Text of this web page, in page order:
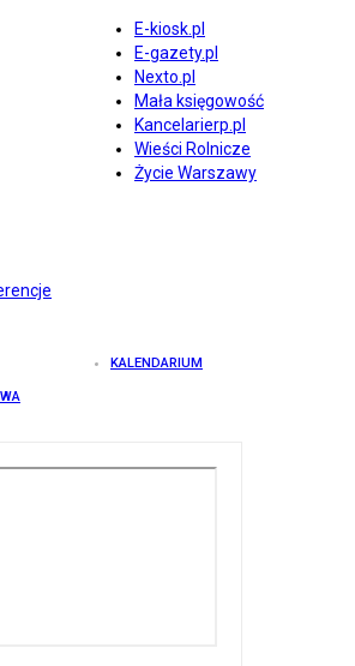
E-kiosk.pl
E-gazety.pl
Nexto.pl
Mała księgowość
Kancelarierp.pl
Wieści Rolnicze
Życie Warszawy
KALENDARIUM